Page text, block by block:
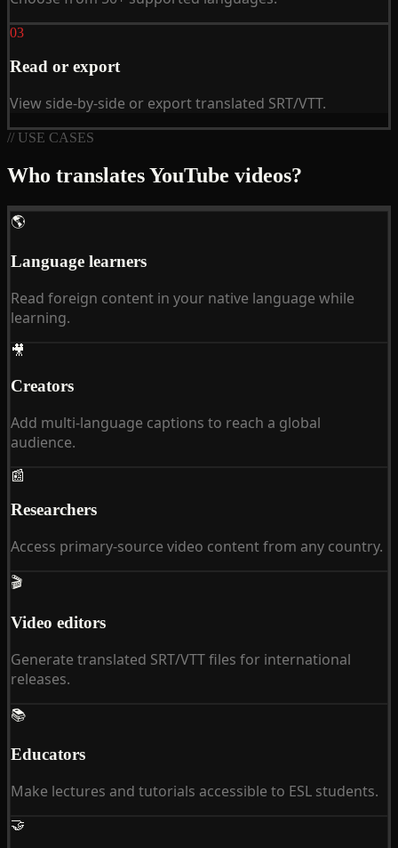
03
Read or export
View side-by-side or export translated SRT/VTT.
// USE CASES
Who translates YouTube videos?
🌎
Language learners
Read foreign content in your native language while
learning.
🎥
Creators
Add multi-language captions to reach a global
audience.
📰
Researchers
Access primary-source video content from any country.
🎬
Video editors
Generate translated SRT/VTT files for international
releases.
📚
Educators
Make lectures and tutorials accessible to ESL students.
🤝